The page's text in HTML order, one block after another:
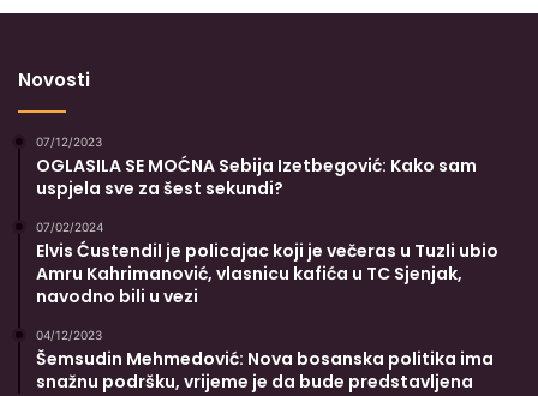
Novosti
07/12/2023
OGLASILA SE MOĆNA Sebija Izetbegović: Kako sam
uspjela sve za šest sekundi?
07/02/2024
Elvis Ćustendil je policajac koji je večeras u Tuzli ubio
Amru Kahrimanović, vlasnicu kafića u TC Sjenjak,
navodno bili u vezi
04/12/2023
Šemsudin Mehmedović: Nova bosanska politika ima
snažnu podršku, vrijeme je da bude predstavljena